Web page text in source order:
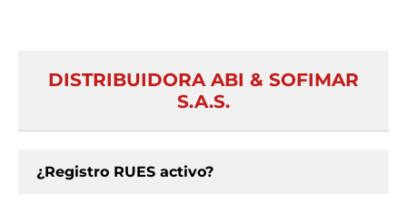
DISTRIBUIDORA ABI & SOFIMAR
S.A.S.
¿Registro RUES activo?